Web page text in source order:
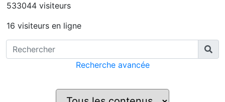
533044 visiteurs
16 visiteurs en ligne
Recherche avancée